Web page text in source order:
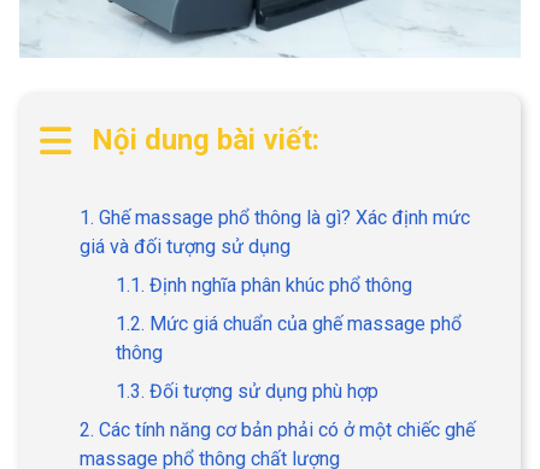
Nội dung bài viết:
1. Ghế massage phổ thông là gì? Xác định mức
giá và đối tượng sử dụng
1.1. Định nghĩa phân khúc phổ thông
1.2. Mức giá chuẩn của ghế massage phổ
thông
1.3. Đối tượng sử dụng phù hợp
2. Các tính năng cơ bản phải có ở một chiếc ghế
massage phổ thông chất lượng